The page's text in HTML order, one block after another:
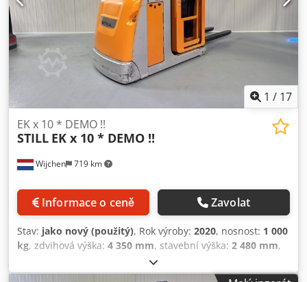
1 / 17
Wijchen 719 km
EK x 10 * DEMO !!
STILL EK x 10 * DEMO !!
Informace o ceně Zavolat
Stav: jako nový (použitý), Rok výroby: 2020, nosnost: 1 000
kg, zdvihová výška: 4 350 mm, stavební výška: 2 480 mm,
, typ paliva:
duplex, Výrobce + model: STILL EK-X 10 Stožár: 2W4350 ID: